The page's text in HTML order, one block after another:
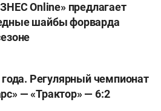
Online» предлагает
шайбы форварда
года. Регулярный чемпионат
»—«Трактор»— 6:2